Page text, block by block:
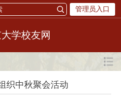
管理员入口
校友网
织中秋聚会活动